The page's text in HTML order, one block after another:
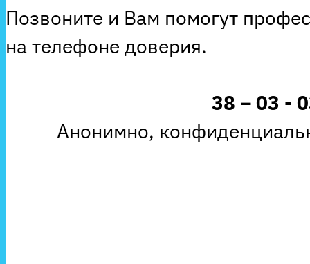
Позвоните и Вам помогут
на телефоне доверия.
38 – 03 -
Анонимно,